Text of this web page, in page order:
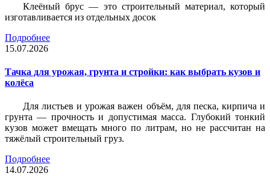
Клеёный брус — это строительный материал, который
изготавливается из отдельных досок
Подробнее
15.07.2026
Тачка для урожая, грунта и стройки: как выбрать кузов и
колёса
Для листьев и урожая важен объём, для песка, кирпича и
грунта — прочность и допустимая масса. Глубокий тонкий
кузов может вмещать много по литрам, но не рассчитан на
тяжёлый строительный груз.
Подробнее
14.07.2026